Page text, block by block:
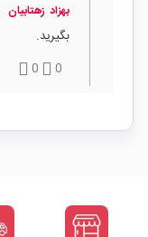
بهزاد زهتابیان
بگیرید.
0
0